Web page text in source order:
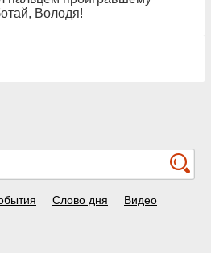
Володя!
Слово дня Видео